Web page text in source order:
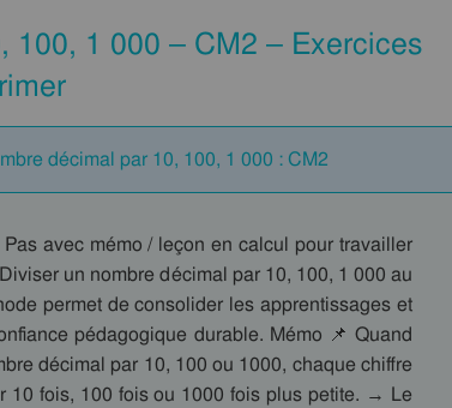
100, 1 000 – CM2 – Exercices
décimal par 10, 100, 1 000 : CM2
avec mémo / leçon en calcul pour travailler
un nombre décimal par 10, 100, 1 000 au
permet de consolider les apprentissages et
pédagogique durable. Mémo 📌 Quand
décimal par 10, 100 ou 1000, chaque chiffre
10 fois, 100 fois ou 1000 fois plus petite. → Le